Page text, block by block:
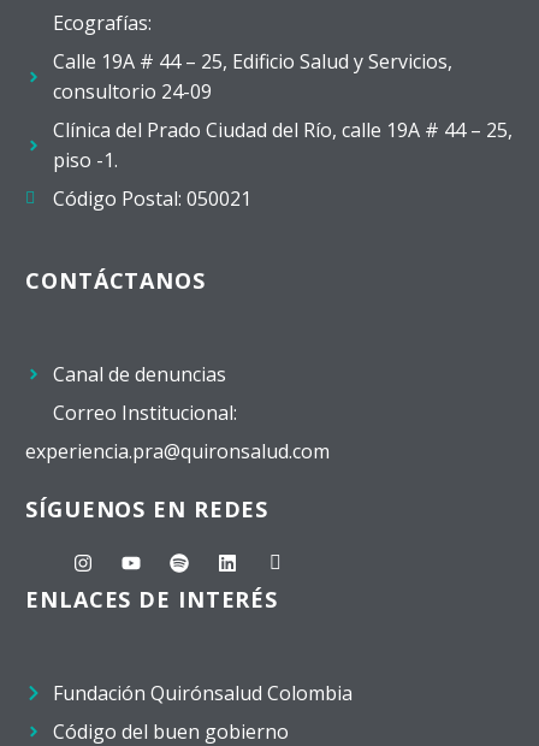
Ecografías:
Calle 19A # 44 – 25, Edificio Salud y Servicios,
consultorio 24-09
Clínica del Prado Ciudad del Río, calle 19A # 44 – 25,
piso -1.
Código Postal: 050021
CONTÁCTANOS
Canal de denuncias
Correo Institucional:
experiencia.pra@quironsalud.com
SÍGUENOS EN REDES
ENLACES DE INTERÉS
Fundación Quirónsalud Colombia
Código del buen gobierno